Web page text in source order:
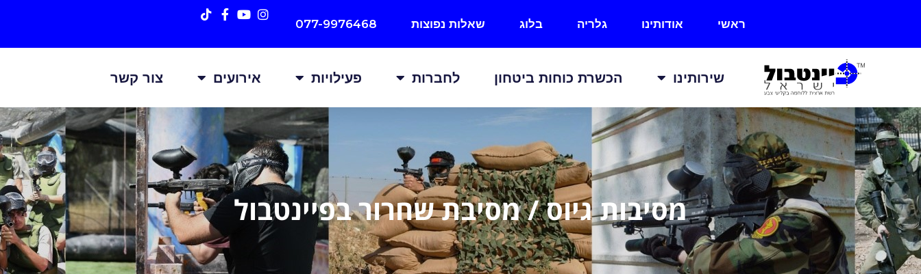
ראשי אודותינו גלריה בלוג שאלות נפוצות 077-9976468
שירותינו הכשרת כוחות ביטחון לחברות פעילויות אירועים צור קשר
מסיבות גיוס / מסיבת שחרור בפיינטבול